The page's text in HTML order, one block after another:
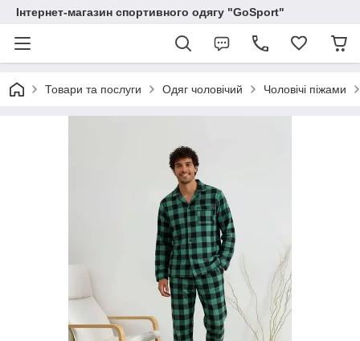
Інтернет-магазин спортивного одягу "GoSport"
Товари та послуги Одяг чоловічий Чоловічі піжами